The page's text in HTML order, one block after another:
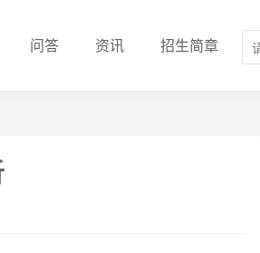
问答 资讯 招生简章